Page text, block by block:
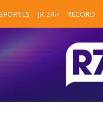
JR 24H RECORD